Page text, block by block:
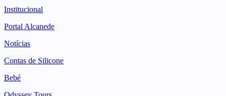
Institucional
Portal Alcanede
Notícias
Contas de Silicone
Bebé